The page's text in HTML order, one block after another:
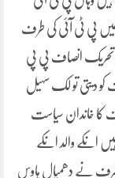
پی ٹی آئی کی طرف
تحریک انصاف پی پی
دیتی تو لک سہیل
خاندان سیاست
انکے والد انکے
اشرف نے دھمیال ہاوس